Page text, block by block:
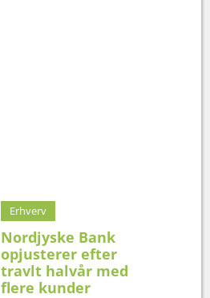
Erhverv
Nordjyske Bank
opjusterer efter
travlt halvår med
flere kunder